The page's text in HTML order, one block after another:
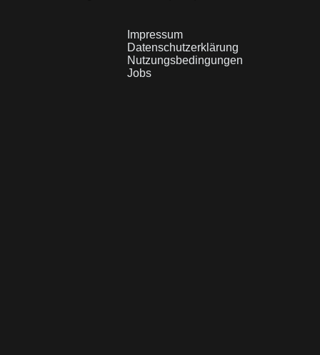
Impressum
Datenschutzerklärung
Nutzungsbedingungen
Jobs